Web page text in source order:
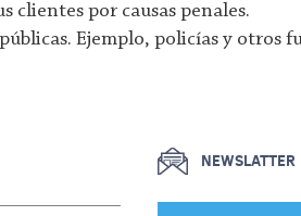
clientes por causas penales.
Ejemplo, policías y otros
NEWSLATTER